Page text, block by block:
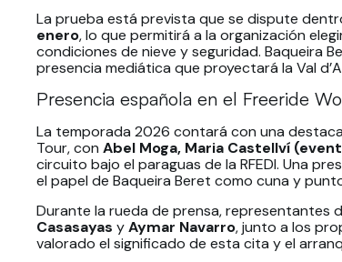
La prueba está prevista que se dispute
enero, lo que permitirá a la organización
condiciones de nieve y seguridad. Baqueira
presencia mediática que proyectará la Val
Presencia española en el Freeride
La temporada 2026 contará con una
Tour, con Abel Moga, Maria Castellví
circuito bajo el paraguas de la RFEDI. Una
el papel de Baqueira Beret como cuna y
Durante la rueda de prensa, representantes
Casasayas yAymar Navarro, junto a los
valorado el significado de esta cita y el